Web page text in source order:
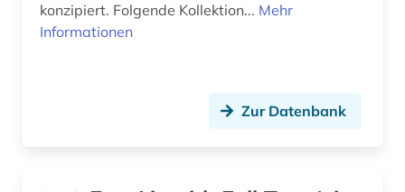
konzipiert. Folgende Kollektion... Mehr
Informationen
Zur Datenbank